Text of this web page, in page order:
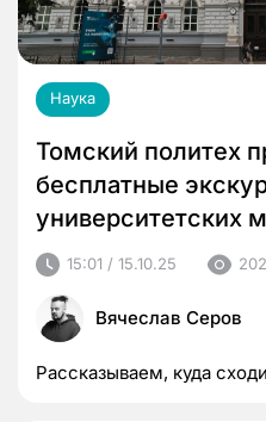
Наука
Томский политех
бесплатные
университетских
15:01 / 15.10.25
Вячеслав Серов
Рассказываем, куда